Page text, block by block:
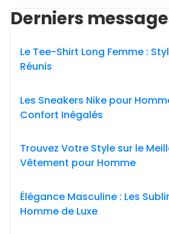
Derniers
Le Tee-Shirt Long Femme :
Réunis
Les Sneakers Nike pour
Confort Inégalés
Trouvez Votre Style sur le
Vêtement pour Homme
Élégance Masculine : Les
Homme de Luxe